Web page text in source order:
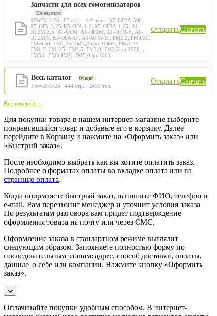
Запчасти для всех гомогенизаторов
По моделям
SPW27-3/26 · 63 стр. · 449 тов. · К5-ОГ2А-500,
К5-ОГА-1,25, К5-ОГА-1,2, К5-ОГ2А-1,25, А1-
ОГ2М-2,5, А1-ОГМ, А1-ОГ2М, А1-ОГМ-5, А1-
ОГ2М-5, К5-ОГА-10, А1-ОГМ-10, ГМ0,2, ГМ0,50,
ГМ-0,50, ГМ1,25, ГМ1,25 до 2008г., ГМ-1,25,
ГМ1,5, ГМ-2,5, ГМ2,5, ГМ3,0, ГМ2,5 до 2008г.,
ГМ5,0, ГМ5,0МД, ГМ5,0 до 2008г.
ОткрытьСкачать
Весь каталог Общий
FSW28-1/26 · 444 стр. · 2459 тов.
ОткрытьСкачать
Все каталоги →
Для покупки товара в нашем интернет-магазине выберите
понравившийся товар и добавьте его в корзину. Далее
перейдите в Корзину и нажмите на «Оформить заказ» или
«Быстрый заказ».
После необходимо выбрать как вы хотите оплатить заказ.
Подробнее о форматах оплаты во вкладке оплата или на
странице оплата.
Когда оформляете быстрый заказ, напишите ФИО, телефон и
e-mail. Вам перезвонит менеджер и уточнит условия заказа.
По результатам разговора вам придет подтверждение
оформления товара на почту или через СМС.
Оформление заказа в стандартном режиме выглядит
следующим образом. Заполняете полностью форму по
последовательным этапам: адрес, способ доставки, оплаты,
данные о себе или компании. Нажмите кнопку «Оформить
заказ».
Оплачивайте покупки удобным способом. В интернет-